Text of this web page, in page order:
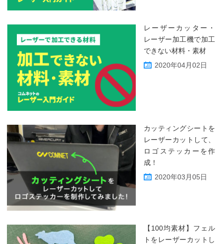
レーザーカッター・
レーザー加工機で加工
できない材料・素材
2020年04月02日
カッティングシートを
レーザーカットして、
ロゴステッカーを作
成！
2020年03月05日
【100均素材】フェル
トをレーザーカットし